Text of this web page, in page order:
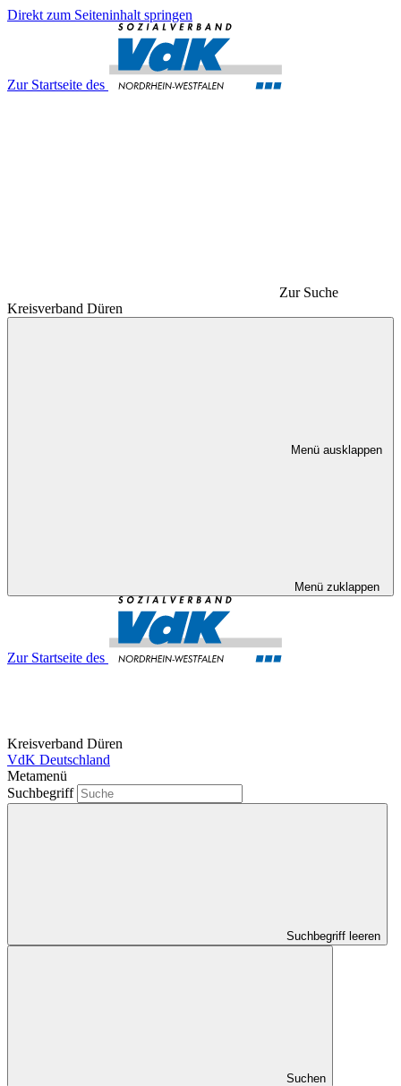
Direkt zum Seiteninhalt springen
Zur Startseite des
Zur Suche
Kreisverband Düren
Menü ausklappen
Menü zuklappen
Zur Startseite des
Kreisverband Düren
VdK Deutschland
Metamenü
Suchbegriff
Suchbegriff leeren
Suchen